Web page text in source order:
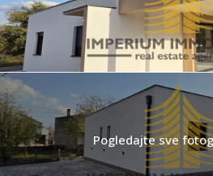
Pogledajte sve